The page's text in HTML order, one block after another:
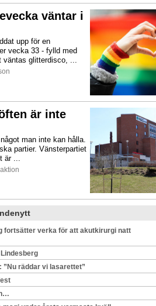
väntar i
upp för en
vecka 33 - fylld med
väntas glitterdisco, ...
är inte
man inte kan hålla.
partier. Vänsterpartiet
...
fortsätter verka för att akutkirurgi natt
”Nu räddar vi lasarettet”